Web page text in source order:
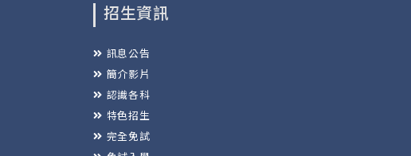
招生資訊
訊息公告
簡介影片
認識各科
特色招生
完全免試